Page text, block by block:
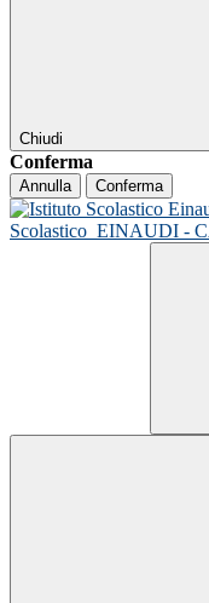
Chiudi
Conferma
Annulla Conferma
Scolastico EINAUDI -